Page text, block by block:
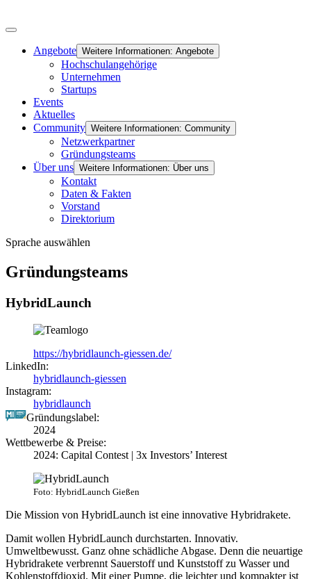
Angebote Weitere Informationen: Angebote
Hochschulangehörige
Unternehmen
Startups
Events
Aktuelles
Community Weitere Informationen: Community
Netzwerkpartner
Gründungsteams
Über uns Weitere Informationen: Über uns
Kontakt
Daten & Fakten
Vorstand
Direktorium
Sprache auswählen
Gründungsteams
HybridLaunch
https://hybridlaunch-giessen.de/
LinkedIn:
hybridlaunch-giessen
Instagram:
hybridlaunch
Gründungslabel:
2024
Wettbewerbe & Preise:
2024: Capital Contest | 3x Investors’ Interest
Foto: HybridLaunch Gießen
Die Mission von HybridLaunch ist eine innovative Hybridrakete.
Damit wollen HybridLaunch durchstarten. Innovativ.
Umweltbewusst. Ganz ohne schädliche Abgase. Denn die neuartige
Hybridrakete verbrennt Sauerstoff und Kunststoff zu Wasser und
Kohlenstoffdioxid. Mit einer Pumpe, die leichter und kompakter ist